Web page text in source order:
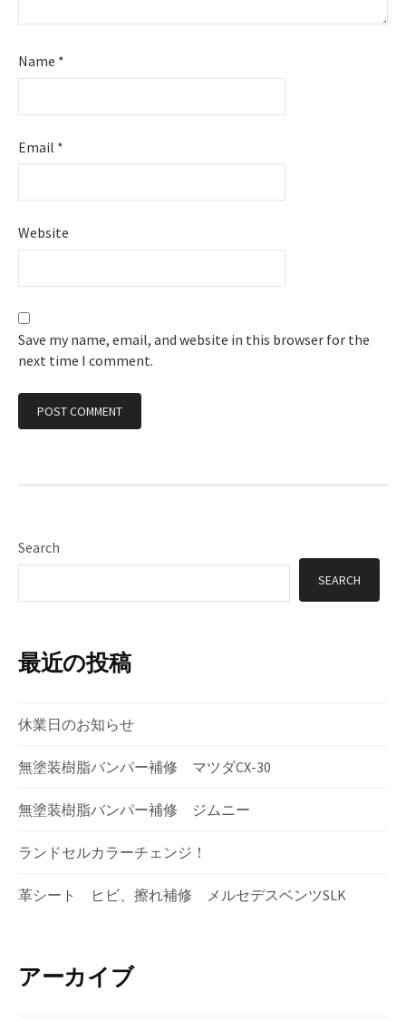
Name *
Email *
Website
Save my name, email, and website in this browser for the
next time I comment.
Search
SEARCH
最近の投稿
休業日のお知らせ
無塗装樹脂バンパー補修 マツダCX-30
無塗装樹脂バンパー補修 ジムニー
ランドセルカラーチェンジ！
革シート ヒビ、擦れ補修 メルセデスベンツSLK
アーカイブ